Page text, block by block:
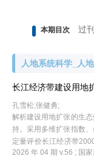
本期目次 过
人地系统科学_人
长江经济带建设用地
孔雪松;张健勇;
解析建设用地扩张的生
持。采用多维扩张指数
定量评价长江经济带
态效应。结果表明：(1)
2026 年 04 期 v.56 ; 国